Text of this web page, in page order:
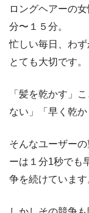
ロングヘアーの
分〜１５分。
忙しい毎日、わ
とても大切です。
「髪を乾かす」
ない」「早く乾
そんなユーザー
ーは１分1秒でも
争を続けています